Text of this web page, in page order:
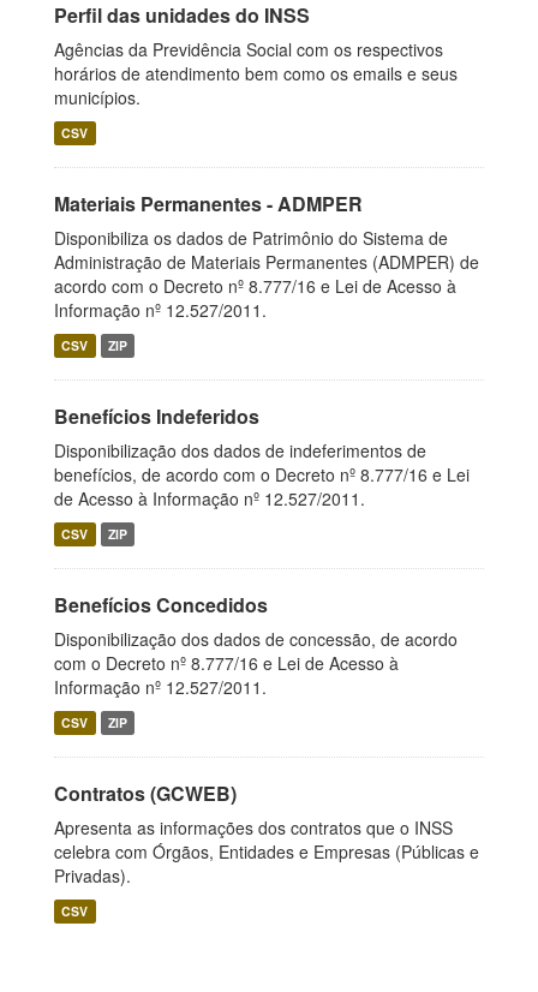
Perfil das unidades do INSS
Agências da Previdência Social com os respectivos
horários de atendimento bem como os emails e seus
municípios.
CSV
Materiais Permanentes - ADMPER
Disponibiliza os dados de Patrimônio do Sistema de
Administração de Materiais Permanentes (ADMPER) de
acordo com o Decreto nº 8.777/16 e Lei de Acesso à
Informação nº 12.527/2011.
CSV ZIP
Benefícios Indeferidos
Disponibilização dos dados de indeferimentos de
benefícios, de acordo com o Decreto nº 8.777/16 e Lei
de Acesso à Informação nº 12.527/2011.
CSV ZIP
Benefícios Concedidos
Disponibilização dos dados de concessão, de acordo
com o Decreto nº 8.777/16 e Lei de Acesso à
Informação nº 12.527/2011.
CSV ZIP
Contratos (GCWEB)
Apresenta as informações dos contratos que o INSS
celebra com Órgãos, Entidades e Empresas (Públicas e
Privadas).
CSV